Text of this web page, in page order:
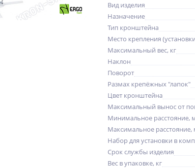
Вид изделия
Назначение
Тип кронштейна
Место крепления
Максимальный вес, кг
Наклон
Поворот
Размах крепёжных "лапок"
Цвет кронштейна
Максимальный вынос от
Минимальное расстояние,
Максимальное
Набор для установки в
Срок службы изделия
Вес в упаковке, кг